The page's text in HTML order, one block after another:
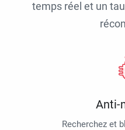
temps réel et un
Anti-
Recherchez et